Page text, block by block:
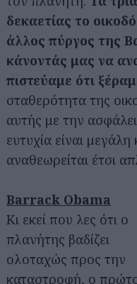
δεκαετίας το
άλλος πύργος της
κάνοντάς μας να
πιστεύαμε ότι
σταθερότητα της
αυτής με την
ευτυχία είναι
αναθεωρείται έτσι
Barrack Obama
Κι εκεί που λες ότι ο
πλανήτης βαδίζει
ολοταχώς προς την
καταστροφή, ο